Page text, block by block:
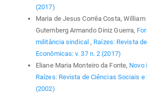
(2017)
Maria de Jesus Corrêa Costa,
Gutemberg Armando Diniz Guerra,
militância sindical , Raízes: Revista
Econômicas: v. 37 n. 2 (2017)
Eliane Maria Monteiro da Fonte, Novo
Raízes: Revista de Ciências Sociais e
(2002)